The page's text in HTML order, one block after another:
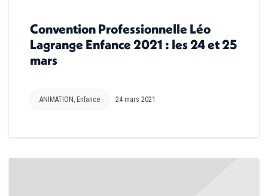
Convention Professionnelle Léo
Lagrange Enfance 2021 : les 24 et 25
mars
ANIMATION , Enfance 24 mars 2021